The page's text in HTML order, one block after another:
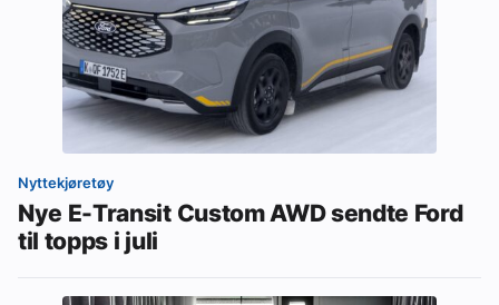
Nyttekjøretøy
Nye E-Transit Custom AWD sendte Ford
til topps i juli